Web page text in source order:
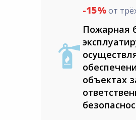
-15%от
Пожарная
объектах